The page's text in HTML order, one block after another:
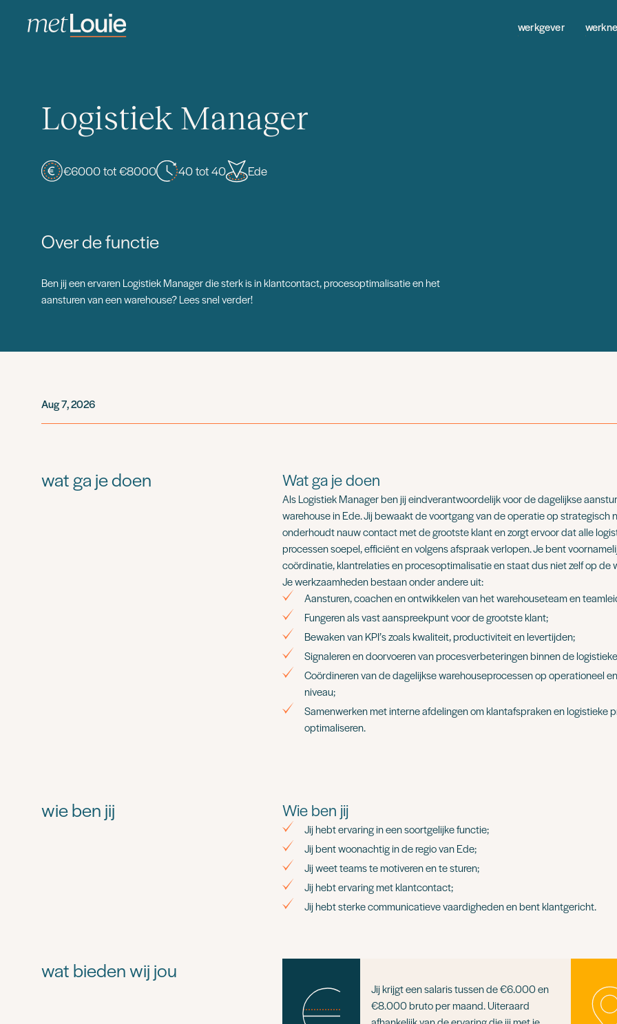
werkgever
Logistiek Manager
€6000 tot €8000 40 tot 40 Ede
Over de functie
Ben jij een ervaren Logistiek Manager die sterk is in klantcontact, procesoptimalisatie en het
aansturen van een warehouse? Lees snel verder!
Aug 7, 2026
wat ga je doen Wat ga je doen
Als Logistiek Manager ben jij eindverantwoordelijk voor de dagelijkse
warehouse in Ede. Jij bewaakt de voortgang van de operatie op strategisch
onderhoudt nauw contact met de grootste klant en zorgt ervoor dat alle
processen soepel, efficiënt en volgens afspraak verlopen. Je bent
coördinatie, klantrelaties en procesoptimalisatie en staat dus niet zelf op de
Je werkzaamheden bestaan onder andere uit:
Aansturen, coachen en ontwikkelen van het warehouseteam en
Fungeren als vast aanspreekpunt voor de grootste klant;
Bewaken van KPI’s zoals kwaliteit, productiviteit en levertijden;
Signaleren en doorvoeren van procesverbeteringen binnen de
Coördineren van de dagelijkse warehouseprocessen op operationeel
niveau;
Samenwerken met interne afdelingen om klantafspraken en logistieke
optimaliseren.
wie ben jij Wie ben jij
Jij hebt ervaring in een soortgelijke functie;
Jij bent woonachtig in de regio van Ede;
Jij weet teams te motiveren en te sturen;
Jij hebt ervaring met klantcontact;
Jij hebt sterke communicatieve vaardigheden en bent klantgericht.
wat bieden wij jou
Jij krijgt een salaris tussen de €6.000 en
€8.000 bruto per maand. Uiteraard